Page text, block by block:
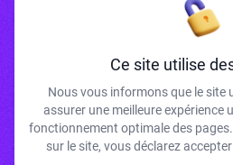
Inscrivez-vous à la
J'accepte de recevoir vos e-mails et
votre politique de
Ce site utilise
Nous vous informons que le site
assurer une meilleure expérience
fonctionnement optimale des
sur le site, vous déclarez